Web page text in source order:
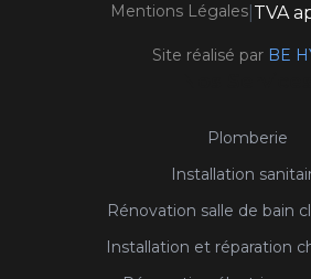
Mentions Légales| TVA
Site réalisé par BE
Plomberie
Installation
Rénovation salle de bain
Installation et réparation